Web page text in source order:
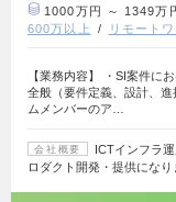
1000万円 ～ 1349万
600万以上
リモート
【業務内容】 ・SI案件に
全般（要件定義、設計、
ムメンバーのア…
会社概要
ICTインフラ
ロダクト開発・提供にな